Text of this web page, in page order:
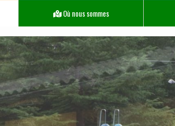
Où nous sommes